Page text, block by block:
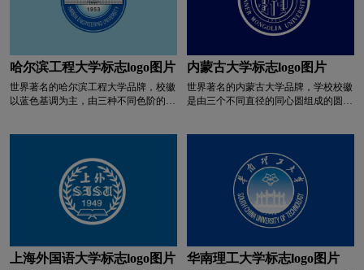
S字母汉字酒店logo设计 S字母酒店logo设计
深红色logo设计 生物logo设计 图书馆logo设计
涂料logo设计 碳酸饮料logo设计
T字母酒店logo设计 网络公司logo设计
卫视logo设计 威士忌logo设计 卫生巾logo设计
W字母酒店logo设计 校徽logo设计
砧、铁锤、书籍”样校徽呈送时交通部
并获批准使用。2003年起，北京交通大
学使用新的标准校徽。北京交通大学校
书本。齿轮象征管理，寓意学校以管理
特色见长;铁砧、榔锤、链条象征工业
制造及产品;书本象征理学和知识。整
体中心标志体现学校是以理工科为主的
时间。
而成的白鸽形态，象征着和平、友谊、
团结、自由。 5、校标色彩设计以绿色
搭配小面积的橘黄色。标准色为绿色，
色，象征生机、发展、永恒、稳健，寓
意福建农林大学事业蓬勃发展。黄色象
征丰收。
哈尔滨工程大学标志logo图片
世界著名的哈尔滨工程大学品牌，校徽
以蓝色基调为主，由三种不同色阶的蓝
能应用等领域服务的办学特色。校徽上
方镶嵌毛体字"哈尔滨工程大学”，表现
了党和国家对学校的亲切关怀，下方镶
嵌学校英文名称”HARBIN
ENGINEERING UNIVERSITY”，与国
际接轨，体现学校创建国内一流、国际
内蒙古大学标志logo图片
世界著名的内蒙古大学品牌，学校校徽
是由三个不同直径的同心圆组成的圆形
圆核心为蒙古文美术体竖排校名，中圆
到外圆之间上为汉文毛泽东手写体校
名，下为英文印刷体大写校名。
上海外国语大学标志logo图片 华南理工大学标志logo图片